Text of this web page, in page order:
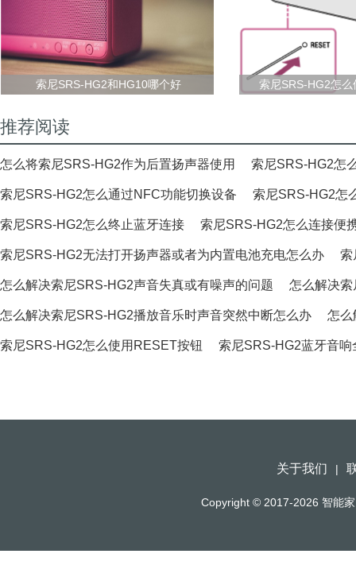
索尼SRS-HG2和HG10哪个好 索尼SRS-HG2怎
推荐阅读
怎么将索尼SRS-HG2作为后置扬声器使用 索尼SRS-HG2怎
索尼SRS-HG2怎么通过NFC功能切换设备 索尼SRS-HG2怎
索尼SRS-HG2怎么终止蓝牙连接 索尼SRS-HG2怎么连接便
索尼SRS-HG2无法打开扬声器或者为内置电池充电怎么办 索
怎么解决索尼SRS-HG2声音失真或有噪声的问题 怎么解决
怎么解决索尼SRS-HG2播放音乐时声音突然中断怎么办 怎么
索尼SRS-HG2怎么使用RESET按钮 索尼SRS-HG2蓝牙音
关于我们 |
Copyright © 2017-2026 智能